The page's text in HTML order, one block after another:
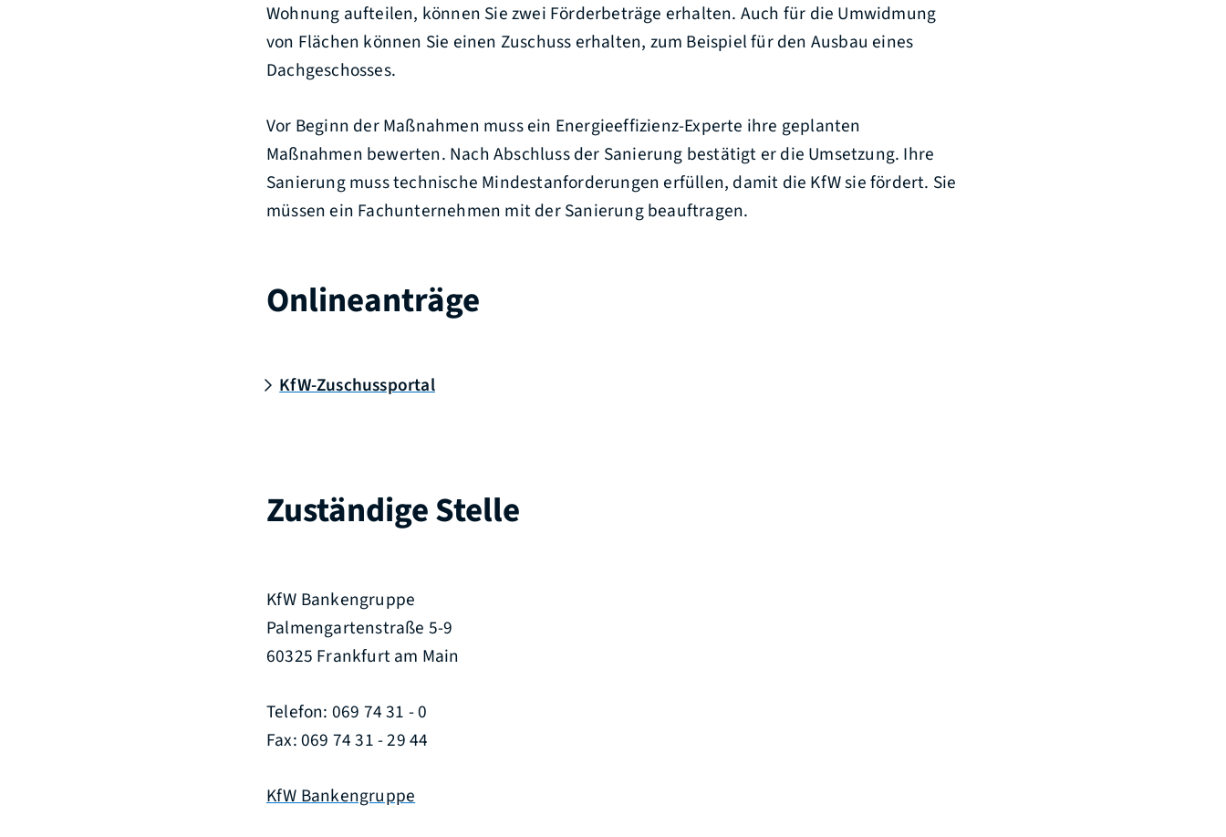
Wohnung aufteilen, können Sie zwei Förderbeträge erhalten. Auch für die Umwidmung
von Flächen können Sie einen Zuschuss erhalten, zum Beispiel für den Ausbau eines
Dachgeschosses.
Vor Beginn der Maßnahmen muss ein Energieeffizienz-Experte ihre geplanten
Maßnahmen bewerten. Nach Abschluss der Sanierung bestätigt er die Umsetzung. Ihre
Sanierung muss technische Mindestanforderungen erfüllen, damit die KfW sie fördert. Sie
müssen ein Fachunternehmen mit der Sanierung beauftragen.
Onlineanträge
KfW-Zuschussportal
Zuständige Stelle
KfW Bankengruppe
Palmengartenstraße 5-9
60325 Frankfurt am Main
Telefon: 069 74 31 - 0
Fax: 069 74 31 - 29 44
KfW Bankengruppe